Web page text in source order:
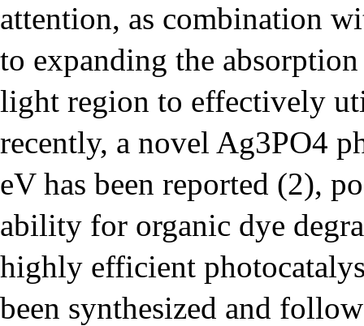
attention, as combination
to expanding the
light region to effectively
recently, a novel Ag3PO4
eV has been reported (2),
ability for organic dye
highly efficient
been synthesized and